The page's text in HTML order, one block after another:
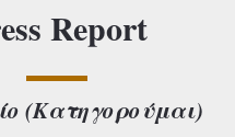
Report
(Κατηγορούμαι)